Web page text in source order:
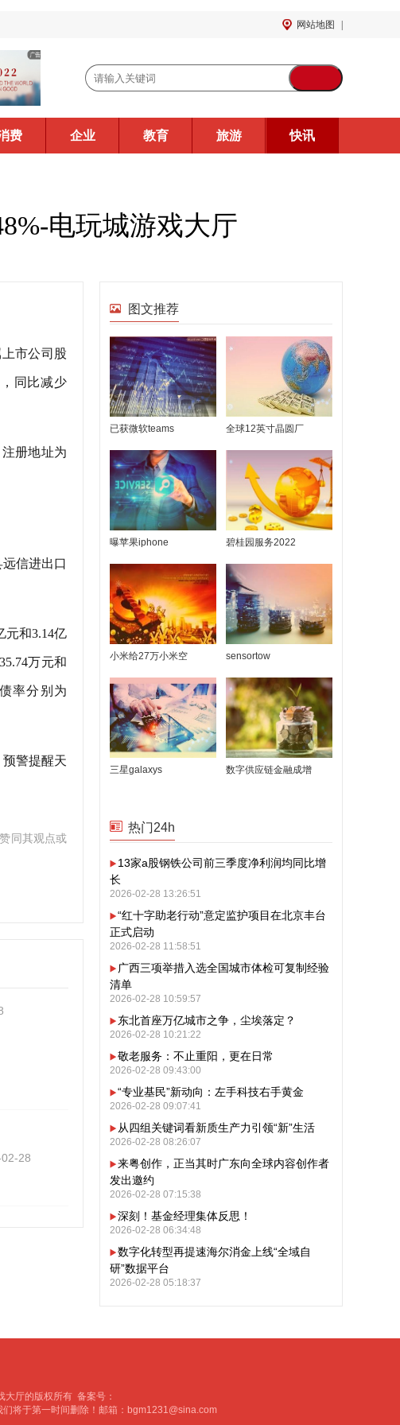
网站地图
费 企业 教育 旅游 快讯
电玩城游戏大厅
市公司股
同比减少
册地址为
信进出口
元和3.14亿
万元和
率分别为
警提醒天
同其观点或
28
图文推荐
已获微软teams 全球12英寸晶圆厂
曝苹果iphone 碧桂园服务2022
小米给27万小米空 sensortow
三星galaxys 数字供应链金融成增
热门24h
13家a股钢铁公司前三季度净利润均同比增
长
2026-02-28 13:26:51
“红十字助老行动”意定监护项目在北京丰台
正式启动
2026-02-28 11:58:51
广西三项举措入选全国城市体检可复制经验
清单
2026-02-28 10:59:57
东北首座万亿城市之争，尘埃落定？
2026-02-28 10:21:22
敬老服务：不止重阳，更在日常
2026-02-28 09:43:00
“专业基民”新动向：左手科技右手黄金
2026-02-28 09:07:41
从四组关键词看新质生产力引领“新”生活
2026-02-28 08:26:07
来粤创作，正当其时广东向全球内容创作者
发出邀约
2026-02-28 07:15:38
深刻！基金经理集体反思！
2026-02-28 06:34:48
数字化转型再提速海尔消金上线“全域自
研”数据平台
2026-02-28 05:18:37
厅的版权所有 备案号：
将于第一时间删除！邮箱： bgm1231@sina.com